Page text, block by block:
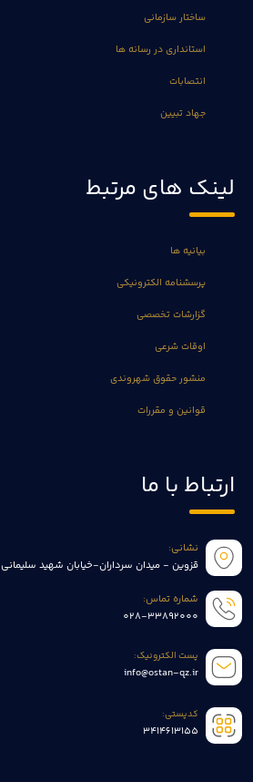
ساختار سازمانی
استانداری در رسانه ها
انتصابات
جهاد تبیین
لینک های مرتبط
بیانیه ها
پرسشنامه الکترونیکی
گزارشات تخصصی
اوقات شرعی
منشور حقوق شهروندی
قوانین و مقررات
ارتباط با ما
نشانی:
قزوین - میدان سرداران-خیابان شهید سلیمانی
شماره تماس:
028-33892000
پست الکترونیک:
info@ostan-qz.ir
کدپستی:
3414613155